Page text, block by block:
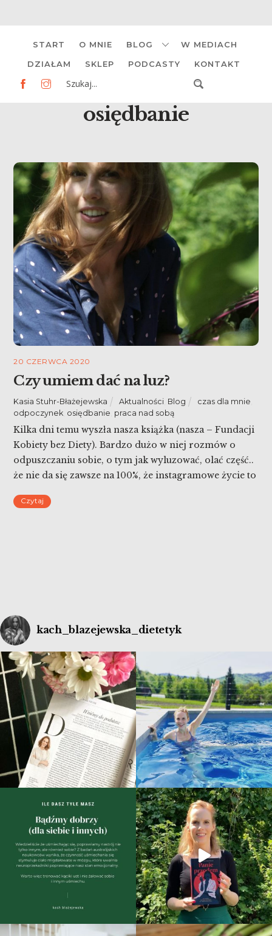
content
START O MNIE BLOG W MEDIACH
DZIAŁAM SKLEP PODCASTY KONTAKT
osiędbanie
20 CZERWCA 2020
Czy umiem dać na luz?
Kasia Stuhr-Błażejewska Aktualności Blog czas dla mnie
odpoczynek osiędbanie praca nad sobą
Kilka dni temu wyszła nasza książka (nasza – Fundacji
Kobiety bez Diety). Bardzo dużo w niej rozmów o
odpuszczaniu sobie, o tym jak wyluzować, olać część..
że nie da się zawsze na 100%, że instagramowe życie to
brałam prysznic zapytałam siebie, czy umiem dać na
Czytaj
kach_blazejewska_dietetyk